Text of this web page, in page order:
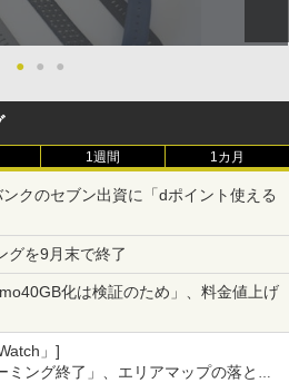
● ● ●
1週間 1カ月
クのセブン出資に「dポイント使える
グを9月末で終了
化は検証のため」、料金値上げ
」]
ング終了」、エリアマップの落とし